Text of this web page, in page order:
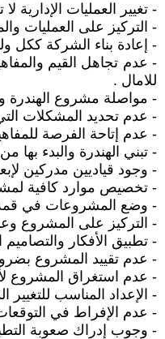
- تغيير العمليات
- التركيز على العمليات
- إعادة بناء الشركة ككل
- عدم تجاهل القيم
للامال .
- مواصلة مشروع الهندرة
- عدم تحديد المشكلات
- عدم إتاحة الفرصة
- تبني الهندرة والبدء بها
- وجود قياديين مدركين
- تخصيص موارد كافية
- وضع المشروعات في قمة
- التركيز على المشروع
- تطبيق الأفكار
- عدم تقييد المشروع
- عدم استغراق المشروع
- الإعداد المناسب
- عدم الإفراط في
- وجوب إدراك صعوبة